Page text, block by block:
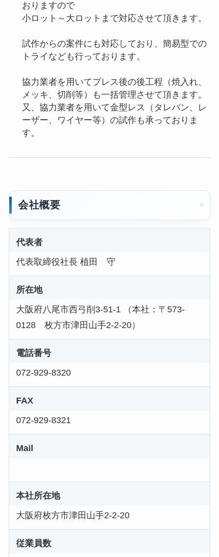
おりますので
小ロット～大ロットまで対応させて頂きます。
試作からの案件にも対応しており、簡易型での
トライなども行っております。
協力業者を用いてプレス後の後工程（焼入れ、
メッキ、切削等）も一括管理させて頂きます。
又、協力業者を用いて金型レス（タレパン、レ
ーザー、ワイヤー等）の試作も承っておりま
す。
会社概要
代表者
代表取締役社長 植田 守
所在地
大阪府八尾市西弓削3-51-1 （本社：〒573-
0128 枚方市津田山手2-2-20）
電話番号
072-929-8320
FAX
072-929-8321
Mail
本社所在地
大阪府枚方市津田山手2-2-20
従業員数